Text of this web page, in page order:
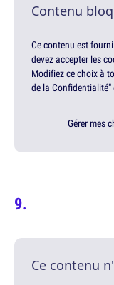
Contenu
Ce contenu est
devez accepter les
Modifiez ce choix à
de la Confidentialité"
Gérer mes
Ce contenu